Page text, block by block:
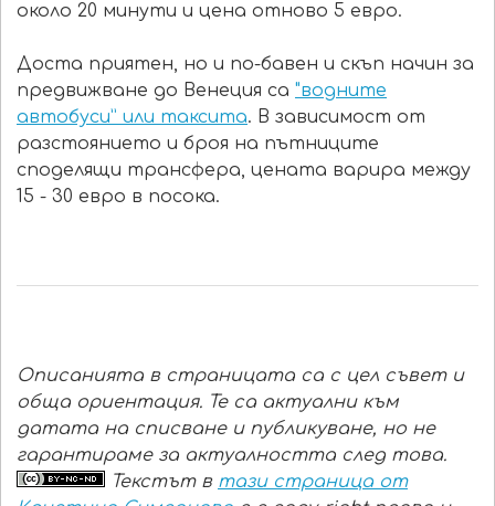
около 20 минути и цена отново 5 евро.
Доста приятен, но и по-бавен и скъп начин за
предвижване до Венеция са "водните
автобуси” или таксита. В зависимост от
разстоянието и броя на пътниците
споделящи трансфера, цената варира между
15 - 30 евро в посока.
Описанията в страницата са с цел съвет и
обща ориентация. Те са актуални към
датата на списване и публикуване, но не
гарантираме за актуалността след това.
Текстът в тази страница от